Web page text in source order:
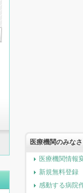
医療機関のみな
医療機関情報
新規無料登録
感動する病院